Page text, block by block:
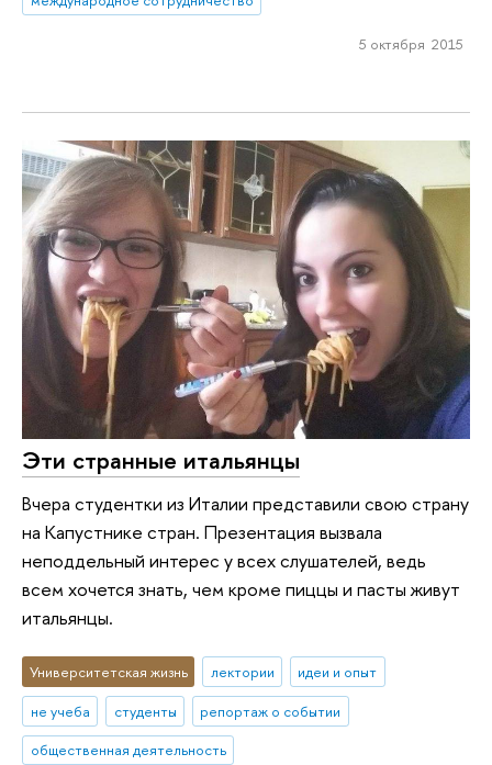
5 октября 2015
Эти странные итальянцы
Вчера студентки из Италии представили свою страну
на Капустнике стран. Презентация вызвала
неподдельный интерес у всех слушателей, ведь
всем хочется знать, чем кроме пиццы и пасты живут
итальянцы.
Университетская жизнь лектории
идеи и опыт
не учеба
студенты
репортаж о событии
общественная деятельность